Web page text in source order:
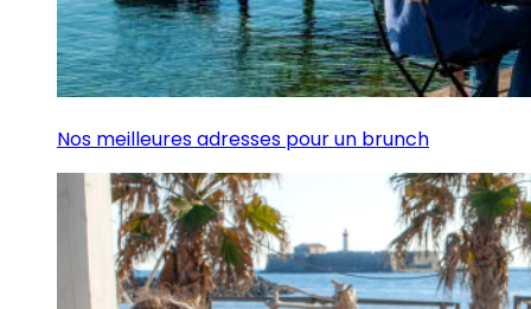
Nos meilleures adresses pour un brunch